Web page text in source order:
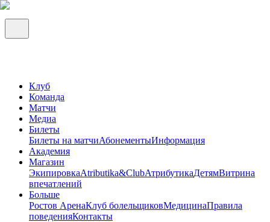
Клуб
Команда
Матчи
Медиа
Билеты
Билеты на матчиАбонементыИнформация
Академия
Магазин
ЭкипировкаAtributika&ClubАтрибутикаДетямВитрина
впечатлений
Больше
Ростов АренаКлуб болельщиковМедицинаПравила
поведенияКонтакты